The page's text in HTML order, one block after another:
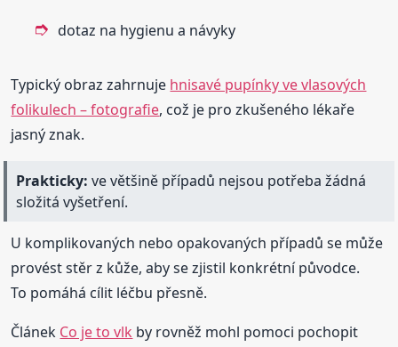
dotaz na hygienu a návyky
Typický obraz zahrnuje hnisavé pupínky ve vlasových
folikulech – fotografie, což je pro zkušeného lékaře
jasný znak.
Prakticky: ve většině případů nejsou potřeba žádná
složitá vyšetření.
U komplikovaných nebo opakovaných případů se může
provést stěr z kůže, aby se zjistil konkrétní původce.
To pomáhá cílit léčbu přesně.
Článek Co je to vlk by rovněž mohl pomoci pochopit